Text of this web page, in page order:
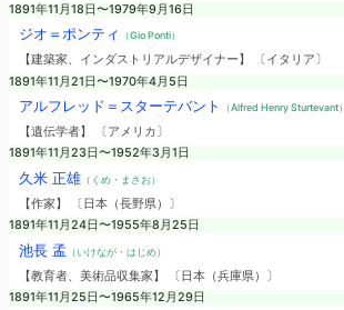
1891年11月18日〜1979年9月16日
ジオ＝ポンティ （Gio Ponti）
【建築家、インダストリアルデザイナー】 〔イタリア〕
1891年11月21日〜1970年4月5日
アルフレッド＝スターテバント （Alfred Henry Sturtevant）
【遺伝学者】 〔アメリカ〕
1891年11月23日〜1952年3月1日
久米 正雄（くめ・まさお）
【作家】 〔日本（長野県）〕
1891年11月24日〜1955年8月25日
池長 孟 （いけなが・はじめ）
【教育者、美術品収集家】 〔日本（兵庫県）〕
1891年11月25日〜1965年12月29日